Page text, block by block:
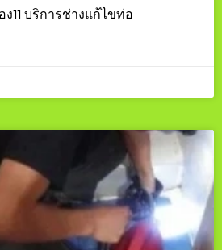
11 บริการช่างแก้ไขท่อ